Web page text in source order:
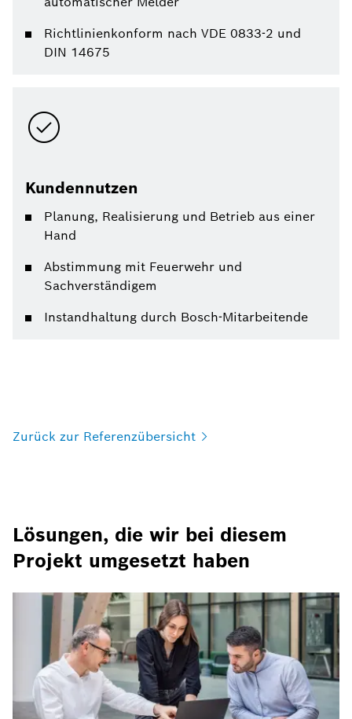
Richtlinienkonform nach VDE 0833-2 und
DIN 14675
Kundennutzen
Planung, Realisierung und Betrieb aus einer
Hand
Abstimmung mit Feuerwehr und
Sachverständigem
Instandhaltung durch Bosch-Mitarbeitende
Zurück zur Referenzübersicht
Lösungen, die wir bei diesem
Projekt umgesetzt haben